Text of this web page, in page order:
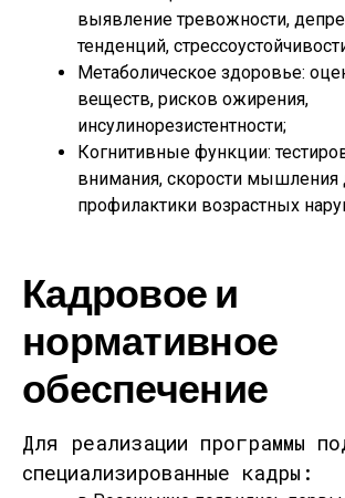
выявление тревожности,
тенденций,
Метаболическое здоровье:
веществ, рисков ожирения,
инсулинорезистентности;
Когнитивные функции:
внимания, скорости мышления
профилактики возрастных
Кадровое и
нормативное
обеспечение
Для реализации программы
специализированные кадры: